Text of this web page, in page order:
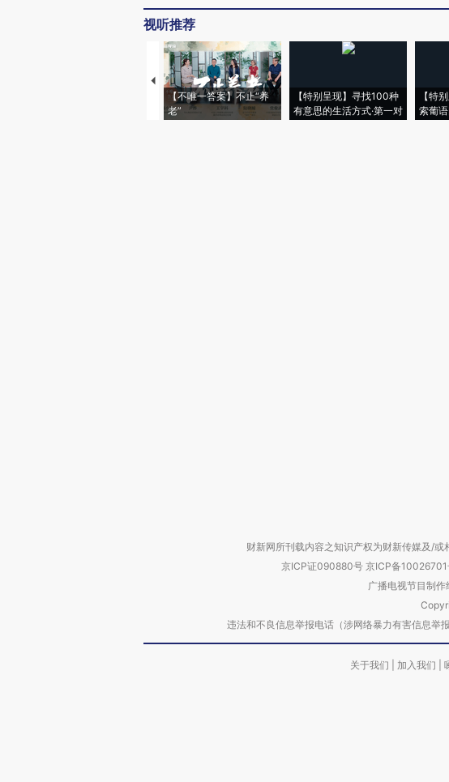
视听推荐
【不唯一答案】不止“养
老”
【特别呈现】寻找100种
有意思的生活方式·第一对
【特
索葡
财新网所刊载内容之知识产权为财新传媒及/或
京ICP证090880号 京ICP备
广播电视节目制
违法和不良信息举报电话（涉网络暴力有害信息
关于我们 加入我们